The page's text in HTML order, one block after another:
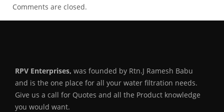
Comments are closed.
RPV Enterprises, was founded by Rtn.J Ramesh Babu
and is the one place for all your water filtration needs.
Give us a call for Quotes and all the Product knowledge
you would want.